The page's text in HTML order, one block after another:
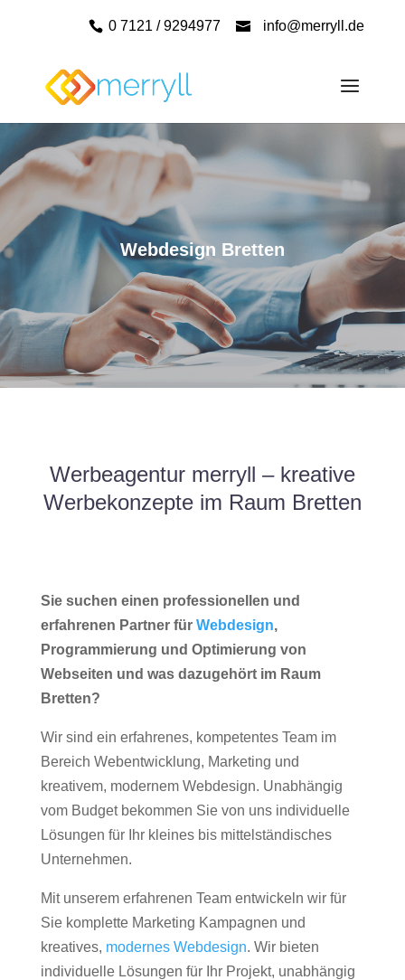
0 7121 / 9294977 info@merryll.de
Webdesign Bretten
Werbeagentur merryll – kreative
Werbekonzepte im Raum Bretten
Sie suchen einen professionellen und
erfahrenen Partner für Webdesign,
Programmierung und Optimierung von
Webseiten und was dazugehört im Raum
Bretten?
Wir sind ein erfahrenes, kompetentes Team im
Bereich Webentwicklung, Marketing und
kreativem, modernem Webdesign. Unabhängig
vom Budget bekommen Sie von uns individuelle
Lösungen für Ihr kleines bis mittelständisches
Unternehmen.
Mit unserem erfahrenen Team entwickeln wir für
Sie komplette Marketing Kampagnen und
kreatives, modernes Webdesign. Wir bieten
individuelle Lösungen für Ihr Projekt, unabhängig